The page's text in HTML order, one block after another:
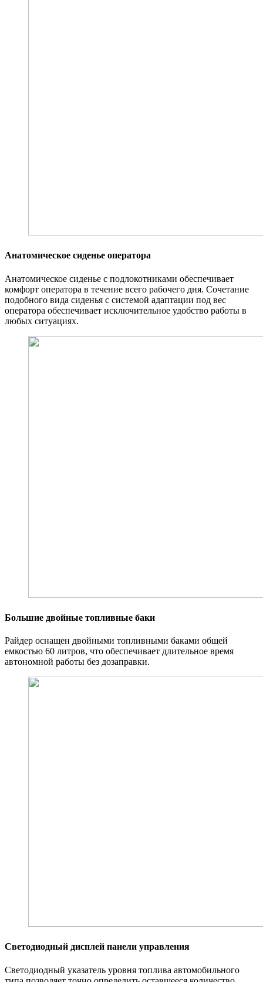
Анатомическое сиденье оператора
Анатомическое сиденье с подлокотниками обеспечивает
комфорт оператора в течение всего рабочего дня. Сочетание
подобного вида сиденья с системой адаптации под вес
оператора обеспечивает исключительное удобство работы в
любых ситуациях.
Большие двойные топливные баки
Райдер оснащен двойными топливными баками общей
емкостью 60 литров, что обеспечивает длительное время
автономной работы без дозаправки.
Светодиодный дисплей панели управления
Светодиодный указатель уровня топлива автомобильного